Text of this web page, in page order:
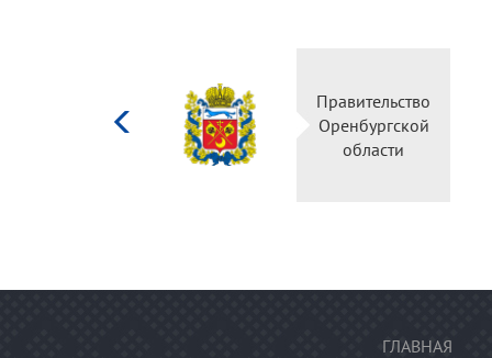
Министерство
культуры
Российской
федерации
ГЛАВНАЯ